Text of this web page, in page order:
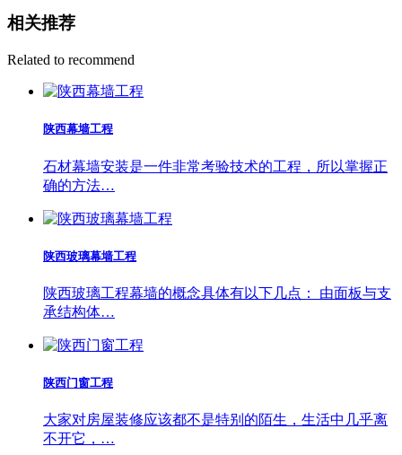
相关推荐
Related to recommend
陕西幕墙工程
石材幕墙安装是一件非常考验技术的工程，所以掌握正
确的方法…
陕西玻璃幕墙工程
陕西玻璃工程幕墙的概念具体有以下几点： 由面板与支
承结构体…
陕西门窗工程
大家对房屋装修应该都不是特别的陌生，生活中几乎离
不开它，…